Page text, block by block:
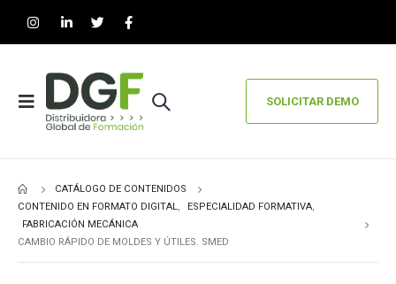
SOLICITAR DEMO
CATÁLOGO DE CONTENIDOS
CONTENIDO EN FORMATO DIGITAL, ESPECIALIDAD FORMATIVA,
FABRICACIÓN MECÁNICA
CAMBIO RÁPIDO DE MOLDES Y ÚTILES. SMED